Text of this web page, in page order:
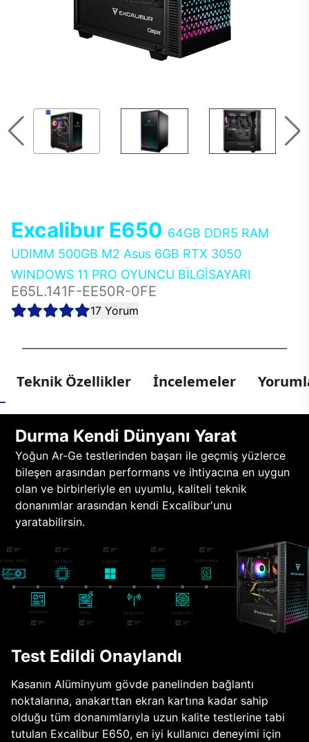
Excalibur E650 64GB DDR5 RAM
UDIMM 500GB M2 Asus 6GB RTX 3050
WINDOWS 11 PRO OYUNCU BİLGİSAYARI
E65L.141F-EE50R-0FE
17 Yorum
Teknik Özellikler İncelemeler
Durma Kendi Dünyanı Yarat
Yoğun Ar-Ge testlerinden başarı ile geçmiş yüzlerce
bileşen arasından performans ve ihtiyacına en uygun
olan ve birbirleriyle en uyumlu, kaliteli teknik
donanımlar arasından kendi Excalibur'unu
yaratabilirsin.
Test Edildi Onaylandı
Kasanın Alüminyum gövde panelinden bağlantı
noktalarına, anakarttan ekran kartına kadar sahip
olduğu tüm donanımlarıyla uzun kalite testlerine tabi
tutulan Excalibur E650, en iyi kullanıcı deneyimi için